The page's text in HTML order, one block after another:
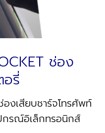
ช่อง
อรี่
งเสียบชาร์จโทรศัพท์
กรณ์อิเล็กทรอนิกส์